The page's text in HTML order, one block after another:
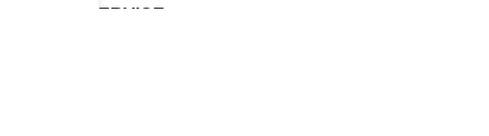
KLANTENSERVICE